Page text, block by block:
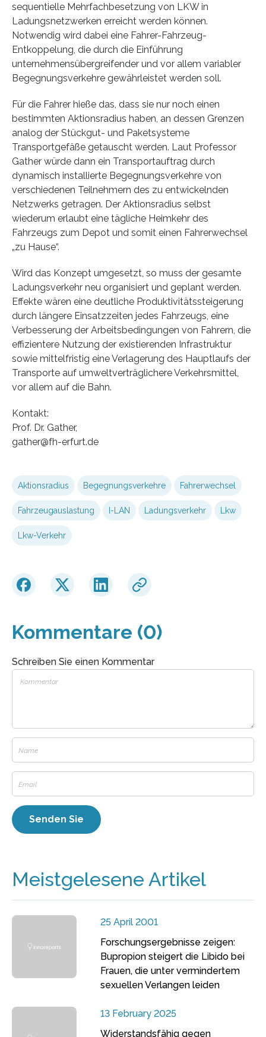
sequentielle Mehrfachbesetzung von LKW in
Ladungsnetzwerken erreicht werden können.
Notwendig wird dabei eine Fahrer-Fahrzeug-
Entkoppelung, die durch die Einführung
unternehmensübergreifender und vor allem variabler
Begegnungsverkehre gewährleistet werden soll.
Für die Fahrer hieße das, dass sie nur noch einen
bestimmten Aktionsradius haben, an dessen Grenzen
analog der Stückgut- und Paketsysteme
Transportgefäße getauscht werden. Laut Professor
Gather würde dann ein Transportauftrag durch
dynamisch installierte Begegnungsverkehre von
verschiedenen Teilnehmern des zu entwickelnden
Netzwerks getragen. Der Aktionsradius selbst
wiederum erlaubt eine tägliche Heimkehr des
Fahrzeugs zum Depot und somit einen Fahrerwechsel
„zu Hause“.
Wird das Konzept umgesetzt, so muss der gesamte
Ladungsverkehr neu organisiert und geplant werden.
Effekte wären eine deutliche Produktivitätssteigerung
durch längere Einsatzzeiten jedes Fahrzeugs, eine
Verbesserung der Arbeitsbedingungen von Fahrern, die
effizientere Nutzung der existierenden Infrastruktur
sowie mittelfristig eine Verlagerung des Hauptlaufs der
Transporte auf umweltverträglichere Verkehrsmittel,
vor allem auf die Bahn.
Kontakt:
Prof. Dr. Gather,
gather@fh-erfurt.de
Aktionsradius Begegnungsverkehre Fahrerwechsel
Fahrzeugauslastung I-LAN Ladungsverkehr Lkw
Lkw-Verkehr
Kommentare (0)
Schreiben Sie einen Kommentar
Meistgelesene Artikel
25 April 2001
Forschungsergebnisse zeigen:
Bupropion steigert die Libido bei
Frauen, die unter vermindertem
sexuellen Verlangen leiden
13 February 2025
Widerstandsfähig gegen